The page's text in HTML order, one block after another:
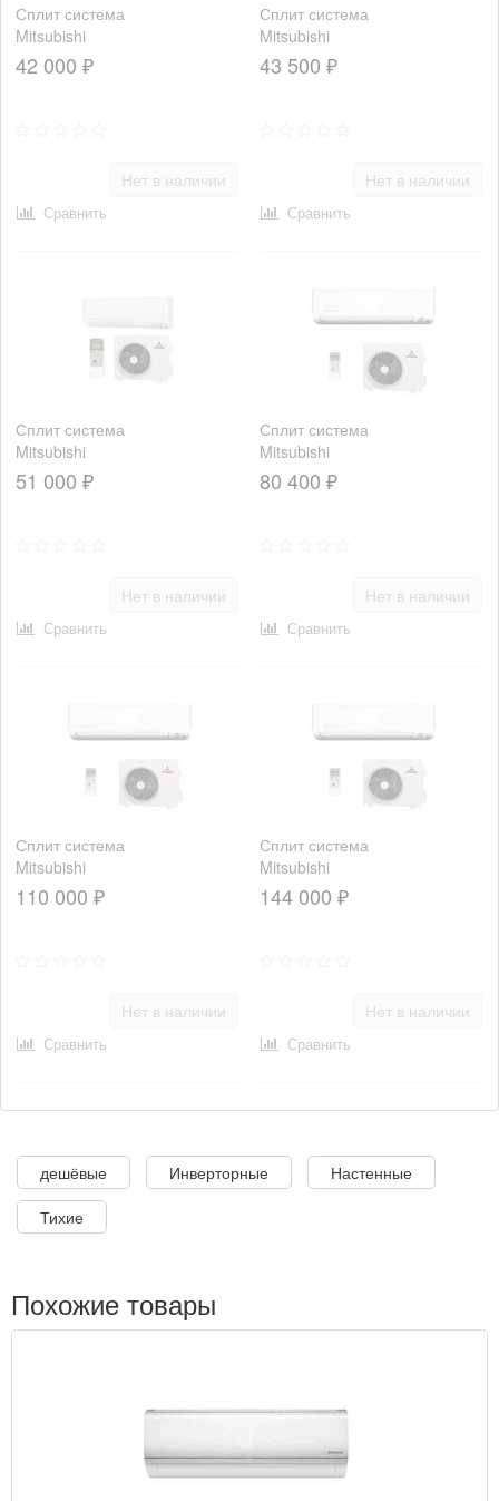
Сплит система
Mitsubishi
Heavy
SRK20ZSPR-
42 000 ₽
Нет в наличии
Сравнить
Сплит система
Mitsubishi
Heavy
SRK25ZSPR-
43 500 ₽
Нет в наличии
Сравнить
Сплит система
Mitsubishi
Heavy
SRK35ZSPR-
51 000 ₽
Нет в наличии
Сравнить
Сплит система
Mitsubishi
Heavy
SRK45ZSPR-
80 400 ₽
Нет в наличии
Сравнить
Сплит система
Mitsubishi
Heavy
SRK63ZSPR-
110 000 ₽
Нет в наличии
Сравнить
Сплит система
Mitsubishi
Heavy
SRK80ZSPR-
144 000 ₽
Нет в наличии
Сравнить
дешёвые Инверторные
Настенные
Тихие
Похожие товары